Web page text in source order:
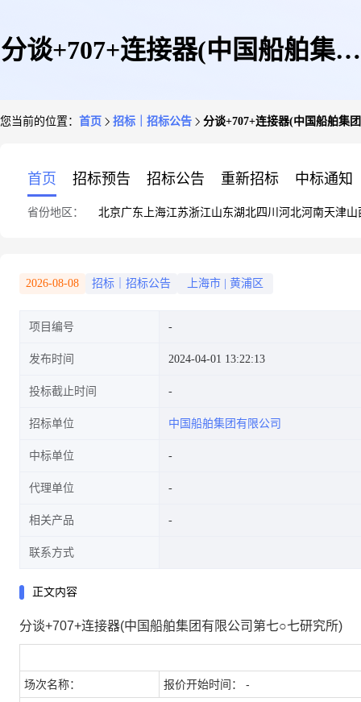
分谈+707+连接器(中国船舶集团
您当前的位置： 首页 招标｜招标公告 分谈+707+连接器(中国船舶集
首页 招标预告 招标公告 重新招标 中标通知
省份地区： 北京广东 上海江苏浙江山东湖北四川 河北河南天津山
2026-08-08 招标｜招标公告 上海市 黄浦区
项目编号
发布时间 2024-04-01 13:22:13
投标截止时间
招标单位 中国船舶集团有限公司
中标单位
代理单位
相关产品
联系方式
正文内容
分谈+707+连接器(中国船舶集团有限公司第七○七研究所)
场次名称： 报价开始时间： -